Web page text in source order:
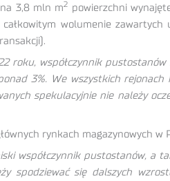
na 3,8 mln m2
powierzchni
wolumenie
roku, współczynnik
3%. We wszystkich
spekulacyjnie nie należy
rynkach magazynowych w
współczynnik pustostanów, a
spodziewać się dalszych